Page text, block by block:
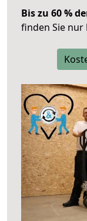
Bis zu 60 %
finden Sie nur